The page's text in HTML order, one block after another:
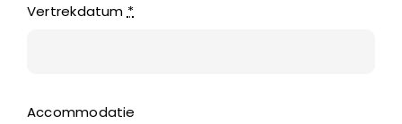
Vertrekdatum *
Accommodatie